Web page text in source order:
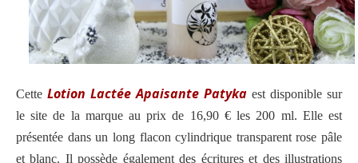
Cette Lotion Lactée Apaisante Patyka est disponible sur
le site de la marque au prix de 16,90 € les 200 ml. Elle est
présentée dans un long flacon cylindrique transparent rose pâle
et blanc. Il possède également des écritures et des illustrations